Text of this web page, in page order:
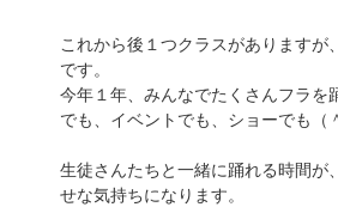
これから後１つクラスがありますが
です。
今年１年、みんなでたくさんフラを
でも、イベントでも、ショーでも（
生徒さんたちと一緒に踊れる時間が
せな気持ちになります。